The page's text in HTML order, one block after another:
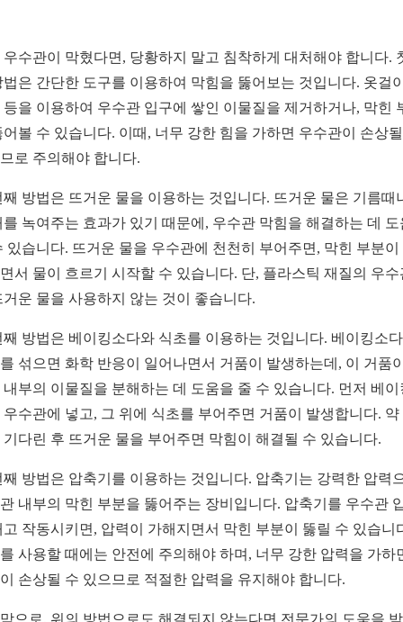
우수관이 막혔다면, 당황하지 말고 침착하게 대처해야 합니다.
법은 간단한 도구를 이용하여 막힘을 뚫어보는 것입니다. 옷걸
등을 이용하여 우수관 입구에 쌓인 이물질을 제거하거나, 막힌
어볼 수 있습니다. 이때, 너무 강한 힘을 가하면 우수관이 손상
로 주의해야 합니다.
째 방법은 뜨거운 물을 이용하는 것입니다. 뜨거운 물은 기름때
를 녹여주는 효과가 있기 때문에, 우수관 막힘을 해결하는 데 도
있습니다. 뜨거운 물을 우수관에 천천히 부어주면, 막힌 부분이
서 물이 흐르기 시작할 수 있습니다. 단, 플라스틱 재질의 우수
거운 물을 사용하지 않는 것이 좋습니다.
째 방법은 베이킹소다와 식초를 이용하는 것입니다. 베이킹소
섞으면 화학 반응이 일어나면서 거품이 발생하는데, 이 거품
내부의 이물질을 분해하는 데 도움을 줄 수 있습니다. 먼저 베이
우수관에 넣고, 그 위에 식초를 부어주면 거품이 발생합니다. 약
기다린 후 뜨거운 물을 부어주면 막힘이 해결될 수 있습니다.
째 방법은 압축기를 이용하는 것입니다. 압축기는 강력한 압력
내부의 막힌 부분을 뚫어주는 장비입니다. 압축기를 우수관
고 작동시키면, 압력이 가해지면서 막힌 부분이 뚫릴 수 있습니
사용할 때에는 안전에 주의해야 하며, 너무 강한 압력을 가하
손상될 수 있으므로 적절한 압력을 유지해야 합니다.
으로, 위의 방법으로도 해결되지 않는다면 전문가의 도움을